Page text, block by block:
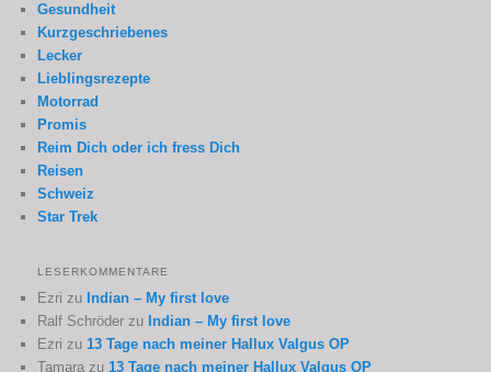
Gesundheit
Kurzgeschriebenes
Lecker
Lieblingsrezepte
Motorrad
Promis
Reim Dich oder ich fress Dich
Reisen
Schweiz
Star Trek
LESERKOMMENTARE
Ezri zuIndian – My first love
Ralf Schröder zuIndian – My first love
Ezri zu 13 Tage nach meiner Hallux Valgus OP
Tamara zu 13 Tage nach meiner Hallux Valgus OP